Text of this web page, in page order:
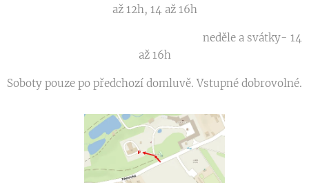
až 12h, 14 až 16h
neděle a svátky- 14
až 16h
Soboty pouze po předchozí domluvě. Vstupné dobrovolné.